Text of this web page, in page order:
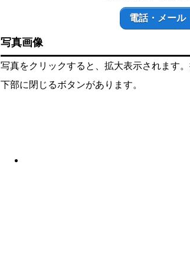
電話・メール
写真画像
写真をクリックすると、拡大表示されます
下部に閉じるボタンがあります。